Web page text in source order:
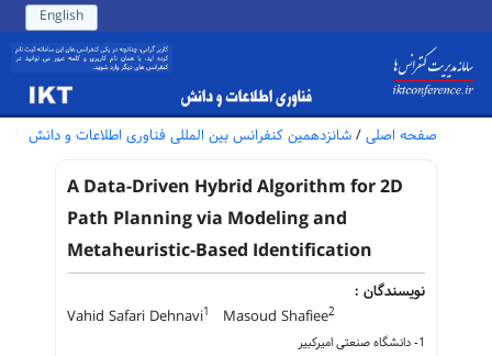
English
صفحه اصلی / شانزدهمین کنفرانس بین المللی فناوری اطلاعات و دانش
A Data-Driven Hybrid Algorithm for 2D
Path Planning via Modeling and
Metaheuristic-Based Identification
نویسندگان :
Vahid Safari Dehnavi1 Masoud Shafiee2
1- دانشگاه صنعتی امیرکبیر